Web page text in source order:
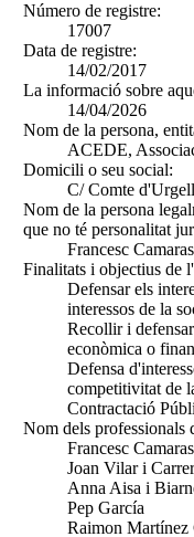
Número de registre:
17007
Data de registre:
14/02/2017
La informació sobre
14/04/2026
Nom de la persona,
ACEDE,
Domicili o seu social:
C/ Comte
Nom de la persona
que no té personalitat
Francesc
Finalitats i objectius de
Defensar els
interessos de la
Recollir i
econòmica o
Defensa
competitivitat de
Contractació
Nom dels professionals
Francesc
Joan Vilar i
Anna Aisa i
Pep García
Raimon Martínez